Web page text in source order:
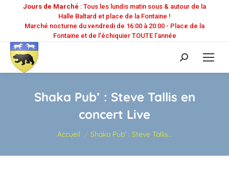
Jours de Marché : Tous les lundis matin sous & autour de la
Halle Baltard et place de la Fontaine !
Marché nocturne du vendredi de 16:00 à 20:00 - Place de la
Fontaine et de l'échiquier TOUTE l'année
Recherche
:
Shaka Pub’ : Steve Tallis en
concert Live
Vous êtes ici :
Accueil Shaka Pub’ : Steve Tallis…